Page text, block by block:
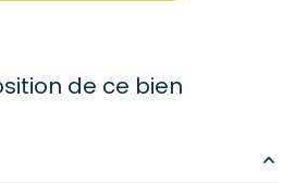
(équipée)de ce bien